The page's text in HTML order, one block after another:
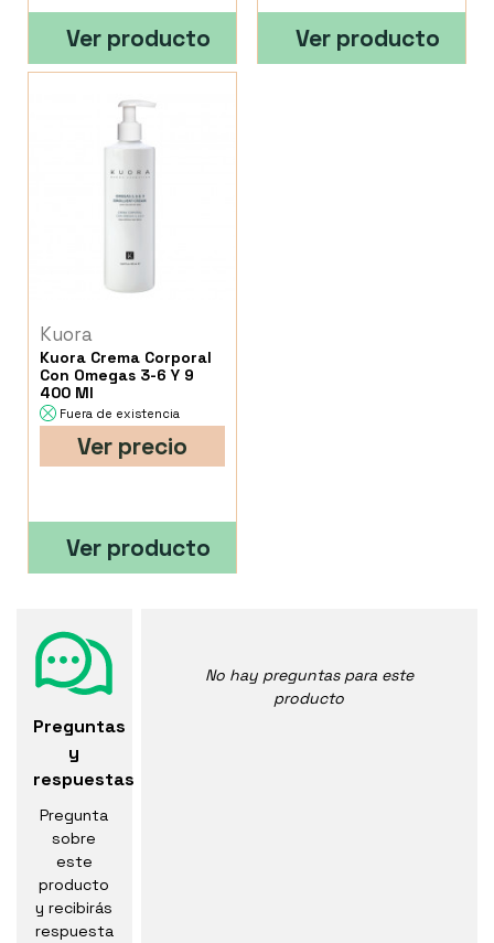
Ver producto Ver producto
Kuora
Kuora Crema Corporal
Con Omegas 3-6 Y 9
400 Ml
Fuera de existencia
Ver precio
Ver producto
Preguntas
y
respuestas
Pregunta
sobre
este
producto
y recibirás
respuesta
No hay preguntas para este
producto